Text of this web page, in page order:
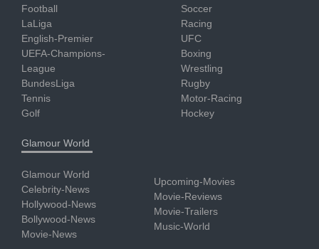
Football
LaLiga
English-Premier
UEFA-Champions-
League
BundesLiga
Tennis
Golf
Soccer
Racing
UFC
Boxing
Wrestling
Rugby
Motor-Racing
Hockey
Glamour World
Glamour World
Celebrity-News
Hollywood-News
Bollywood-News
Movie-News
Upcoming-Movies
Movie-Reviews
Movie-Trailers
Music-World